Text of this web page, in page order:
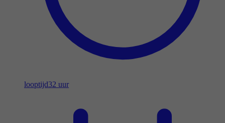
looptijd32 uur